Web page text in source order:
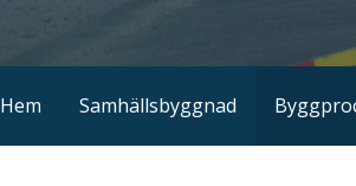
Hem Samhällsbyggnad